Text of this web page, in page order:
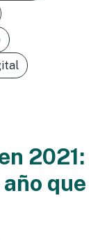
2021:
que